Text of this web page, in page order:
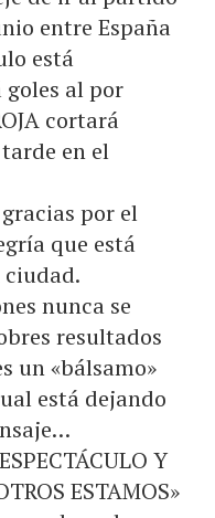
entre España
está
al por
cortará
en el
por el
que está
nunca se
resultados
un «bálsamo»
está dejando
Y
ESTAMOS»